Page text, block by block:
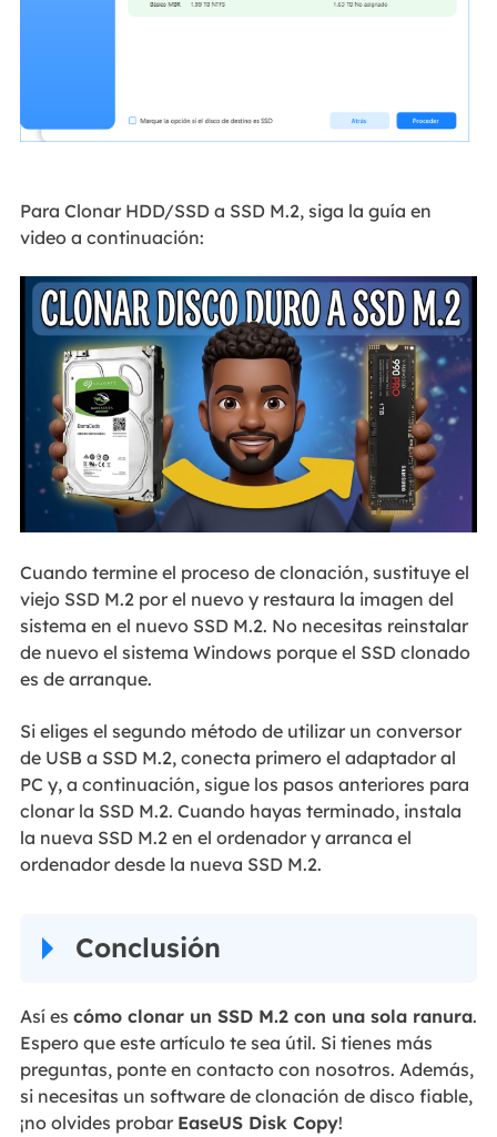
Para Clonar HDD/SSD a SSD M.2, siga la guía en
video a continuación:
Cuando termine el proceso de clonación, sustituye el
viejo SSD M.2 por el nuevo y restaura la imagen del
sistema en el nuevo SSD M.2. No necesitas reinstalar
de nuevo el sistema Windows porque el SSD clonado
es de arranque.
Si eliges el segundo método de utilizar un conversor
de USB a SSD M.2, conecta primero el adaptador al
PC y, a continuación, sigue los pasos anteriores para
clonar la SSD M.2. Cuando hayas terminado, instala
la nueva SSD M.2 en el ordenador y arranca el
ordenador desde la nueva SSD M.2.
Conclusión
Así es cómo clonar un SSD M.2 con una sola ranura.
Espero que este artículo te sea útil. Si tienes más
preguntas, ponte en contacto con nosotros. Además,
si necesitas un software de clonación de disco fiable,
¡no olvides probar EaseUS Disk Copy!